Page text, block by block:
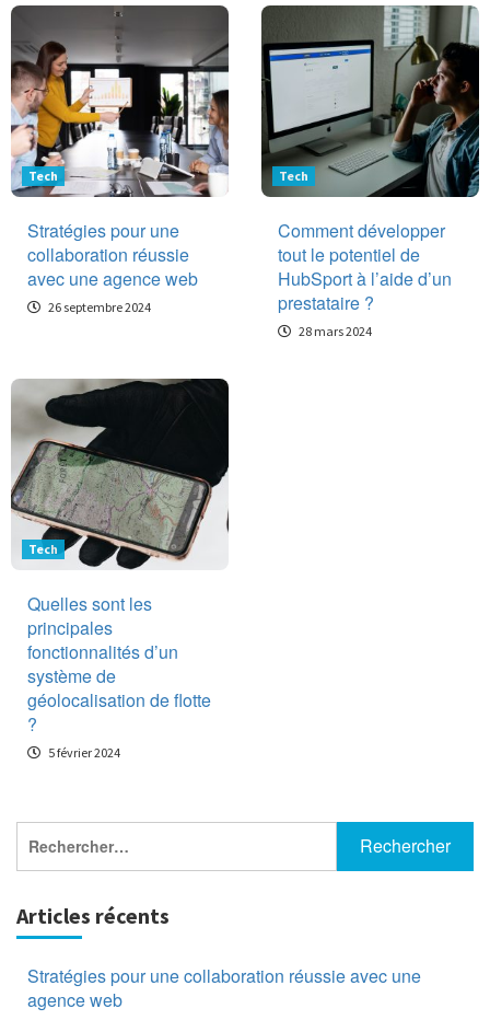
Tech
Stratégies pour une
collaboration réussie
avec une agence web
26 septembre 2024
Tech
Comment développer
tout le potentiel de
HubSport à l’aide d’un
prestataire ?
28 mars 2024
Tech
Quelles sont les
principales
fonctionnalités d’un
système de
géolocalisation de flotte
?
5 février 2024
Articles récents
Stratégies pour une collaboration réussie avec une
agence web